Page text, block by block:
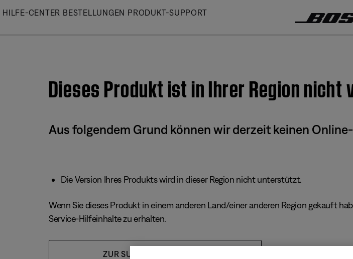
Skip
HILFE-CENTER BESTELLUNGEN PRODUKT-SUPPORT
Dieses Produkt ist in Ihrer Region nicht
Aus folgendem Grund können wir derzeit keinen
Die Version Ihres Produkts wird in dieser Region nicht unterstützt.
Wenn Sie dieses Produkt in einem anderen Land/einer anderen Region gekauft
Service-Hilfeinhalte zu erhalten.
ZUR SUPPORT-HOMEPAGE